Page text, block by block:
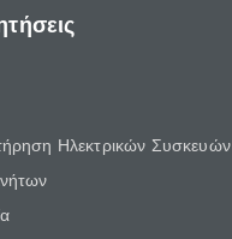
Ηλεκτρικών Συσκευών